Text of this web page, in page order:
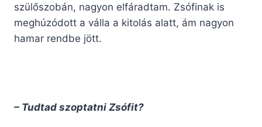
szülőszobán, nagyon elfáradtam. Zsófinak is
meghúzódott a válla a kitolás alatt, ám nagyon
hamar rendbe jött.
– Tudtad szoptatni Zsófit?